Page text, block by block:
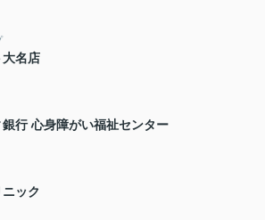
名店
行 心身障がい福祉センター
ック